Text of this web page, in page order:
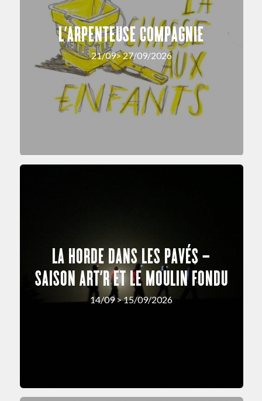
L’ARPENTEUSE COMPAGNIE
21/09> 27/09/2026
LA HORDE DANS LES PAVÉS –
SAISON ART’R ET LE MOULIN FONDU
14/09 > 15/09/2026